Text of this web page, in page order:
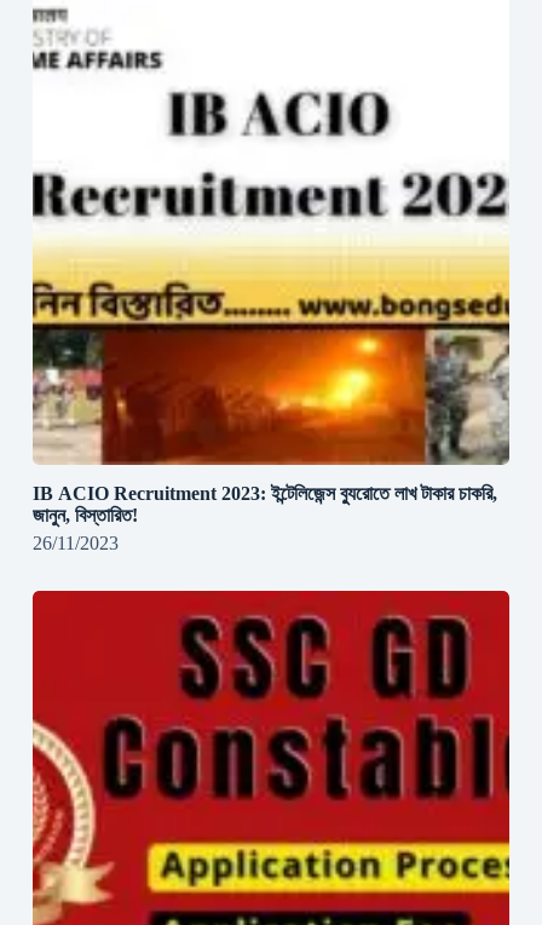
IB ACIO Recruitment 2023: ইন্টেলিজেন্স ব্যুরোতে লাখ টাকার চাকরি,
জানুন, বিস্তারিত!
26/11/2023